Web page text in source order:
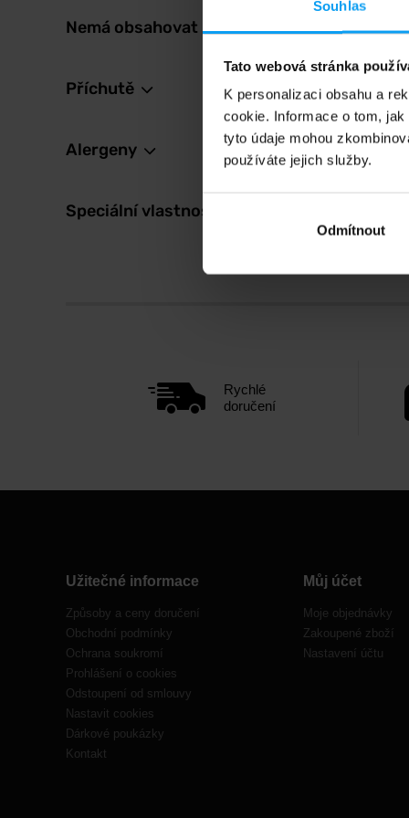
Souhlas
Tato webová stránka
K personalizaci obsahu a
cookie. Informace o tom,
tyto údaje mohou
používáte jejich služby.
Odmítnout
Nemá obsahovat
Příchutě
Alergeny
Speciální vlastnosti
Na
Rychlé
doručení
Užitečné informace
Způsoby a ceny doručení
Obchodní podmínky
Ochrana soukromí
Prohlášení o cookies
Odstoupení od smlouvy
Nastavit cookies
Dárkové poukázky
Kontakt
Můj účet
Moje objednávky
Zakoupené zboží
Nastavení účtu